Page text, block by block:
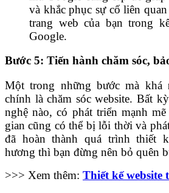
và khắc phục sự cố liên
trang web của bạn trong
Google.
Bước 5: Tiến hành chăm sóc,
Một trong những bước mà khá
chính là chăm sóc website. Bất
nghệ nào, có phát triển mạnh
gian cũng có thể bị lỗi thời và
đã hoàn thành quá trình thiết
hương thì bạn đừng nên bỏ quên
>>> Xem thêm: Thiết kế website